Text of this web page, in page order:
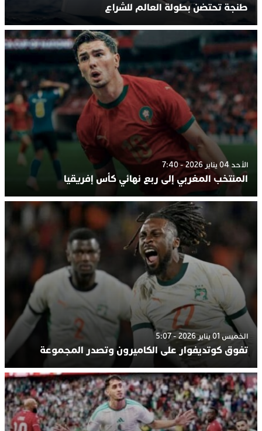
طنجة تحتضن بطولة العالم للشراع
الأحد 04 يناير 2026 - 7:40
المنتخب المغربي إلى ربع نهائي كأس إفريقيا
الخميس 01 يناير 2026 - 5:07
تفوق كوتديفوار على الكاميرون وتصدر المجموعة